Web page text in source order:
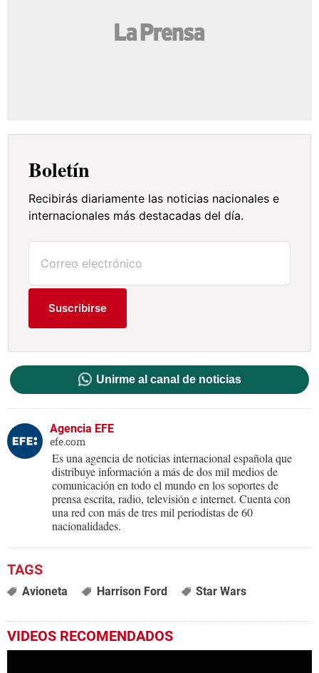
Boletín
Recibirás diariamente las noticias nacionales e
internacionales más destacadas del día.
Suscribirse
Unirme al canal de noticias
Agencia EFE
efe.com
Es una agencia de noticias internacional española que
distribuye información a más de dos mil medios de
comunicación en todo el mundo en los soportes de
prensa escrita, radio, televisión e internet. Cuenta con
una red con más de tres mil periodistas de 60
nacionalidades.
Avioneta Harrison Ford Star Wars
VIDEOS RECOMENDADOS